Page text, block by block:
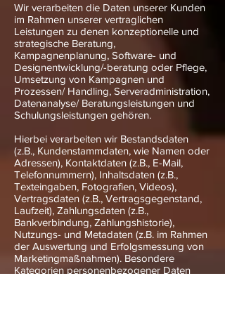
Wir verarbeiten die Daten unserer Kunden
im Rahmen unserer vertraglichen
Leistungen zu denen konzeptionelle und
strategische Beratung,
Kampagnenplanung, Software- und
Designentwicklung/-beratung oder Pflege,
Umsetzung von Kampagnen und
Prozessen/ Handling, Serveradministration,
Datenanalyse/ Beratungsleistungen und
Schulungsleistungen gehören.
Hierbei verarbeiten wir Bestandsdaten
(z.B., Kundenstammdaten, wie Namen oder
Adressen), Kontaktdaten (z.B., E-Mail,
Telefonnummern), Inhaltsdaten (z.B.,
Texteingaben, Fotografien, Videos),
Vertragsdaten (z.B., Vertragsgegenstand,
Laufzeit), Zahlungsdaten (z.B.,
Bankverbindung, Zahlungshistorie),
Nutzungs- und Metadaten (z.B. im Rahmen
der Auswertung und Erfolgsmessung von
Marketingmaßnahmen). Besondere
Kategorien personenbezogener Daten